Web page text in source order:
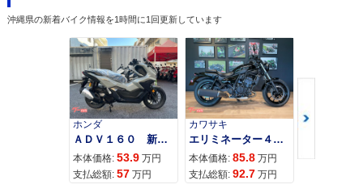
沖縄県の新着バイク情報を1時間に1回更新しています
ホンダ
ＡＤＶ１６０ 新車 ２０２６年最新モデル パールスモーキーグレー スマートキー ２９Ｌメットイン ＵＳＢ Ｔｙｐｅ−Ｃ装備
本体価格: 53.9 万円
支払総額: 57 万円
カワサキ
エリミネーター４００
本体価格: 85.8 万円
支払総額: 92.7 万円
カワサキ
本体価格: